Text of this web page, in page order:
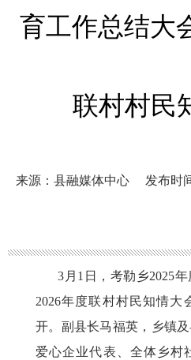
育工作总结大
联村村民
来源：县融媒体中心 发布时
3月1日，考勒乡2025
2026年度联村村民知情大
开。副县长马福英，乡镇
爱心企业代表、全体乡村